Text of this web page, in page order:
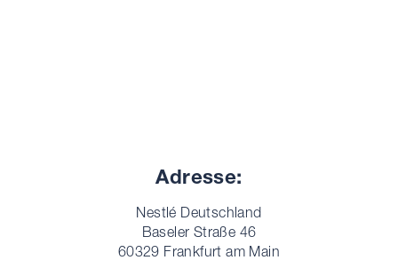
Adresse:
Nestlé Deutschland
Baseler Straße 46
60329 Frankfurt am Main